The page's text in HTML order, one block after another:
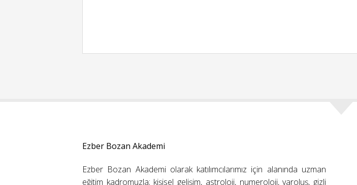
Ezber Bozan Akademi
Ezber Bozan Akademi olarak katılımcılarımız için alanında uzman
eğitim kadromuzla; kişisel gelişim, astroloji, numeroloji, varoluş, gizli